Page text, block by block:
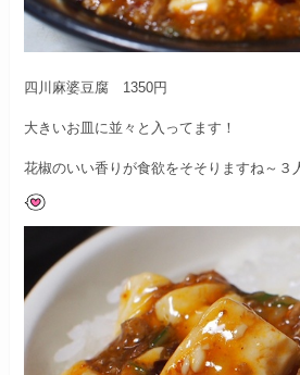
四川麻婆豆腐 1350円
大きいお皿に並々と入ってます！
花椒のいい香りが食欲をそそりますね～ ３